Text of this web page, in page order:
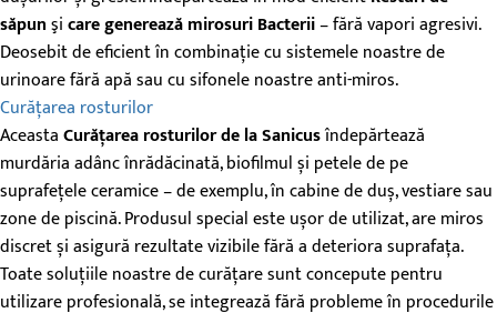
săpunşicare generează mirosuriBacterii– fără vapori agresivi.
Deosebit de eficient în combinație cu sistemele noastre de
urinoare fără apă sau cu sifonele noastre anti-miros.
Curățarea rosturilor
AceastaCurățarea rosturilor de la Sanicusîndepărtează
murdăria adânc înrădăcinată, biofilmul și petele de pe
suprafețele ceramice – de exemplu, în cabine de duș, vestiare sau
zone de piscină. Produsul special este ușor de utilizat, are miros
discret și asigură rezultate vizibile fără a deteriora suprafața.
Toate soluțiile noastre de curățare sunt concepute pentru
utilizare profesională, se integrează fără probleme în procedurile